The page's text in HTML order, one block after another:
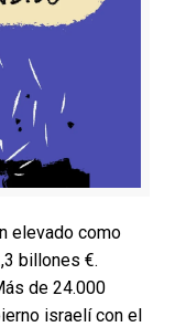
elevado como
billones €.
de 24.000
israelí con el